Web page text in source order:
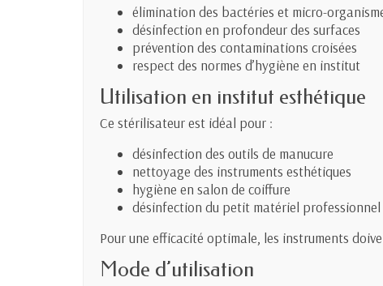
élimination des bactéries et micro-
désinfection en profondeur des surfaces
prévention des contaminations croisées
respect des normes d’hygiène en institut
Utilisation en institut esthétique
Ce stérilisateur est idéal pour :
désinfection des outils de manucure
nettoyage des instruments esthétiques
hygiène en salon de coiffure
désinfection du petit matériel professionnel
Pour une efficacité optimale, les instruments
Mode d’utilisation